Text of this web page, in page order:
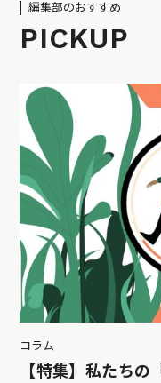
編集部のおすすめ
PICKUP
コラム
【特集】私たち